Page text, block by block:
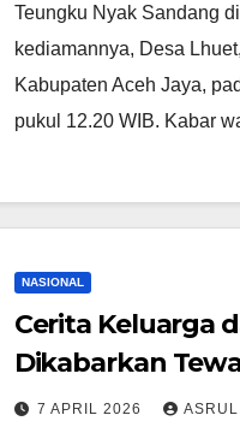
Indonesia
Teungku Nyak Sandang
kediamannya, Desa
Kabupaten Aceh Jaya,
pukul 12.20 WIB.‎‎ Kabar
NASIONAL
Cerita Keluarga
Dikabarkan
di Kamboja,
7 APRIL 2026 ASRUL